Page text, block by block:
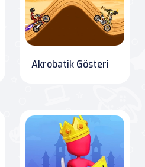
Akrobatik Gösteri